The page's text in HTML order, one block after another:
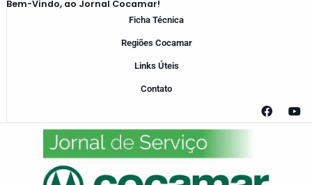
Bem-Vindo, ao Jornal Cocamar!
Ficha Técnica
Regiões Cocamar
Links Úteis
Contato